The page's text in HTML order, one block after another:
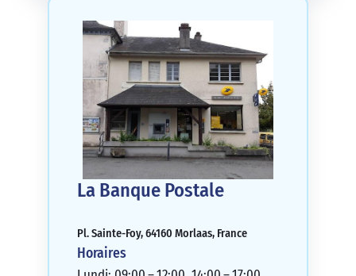
La Banque Postale
Pl. Sainte-Foy, 64160 Morlaas, France
Horaires